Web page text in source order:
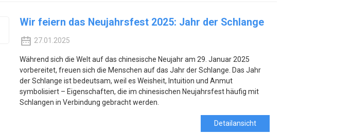
Wir feiern das Neujahrsfest 2025: Jahr der Schlange
27.01.2025
Während sich die Welt auf das chinesische Neujahr am 29. Januar 2025
vorbereitet, freuen sich die Menschen auf das Jahr der Schlange. Das Jahr
der Schlange ist bedeutsam, weil es Weisheit, Intuition und Anmut
symbolisiert – Eigenschaften, die im chinesischen Neujahrsfest häufig mit
Schlangen in Verbindung gebracht werden.
Detailansicht